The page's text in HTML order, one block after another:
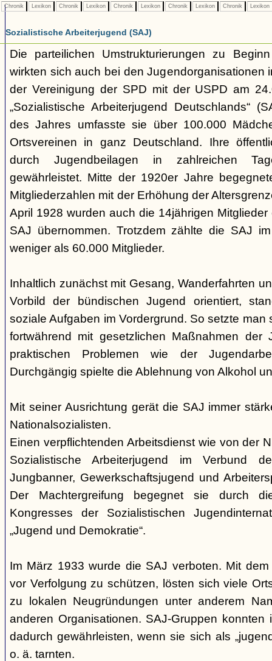
Chronik Lexikon Chronik Lexikon Chronik Lexikon Chronik Lexikon Chronik Lexikon
Sozialistische Arbeiterjugend (SAJ)
Die parteilichen Umstrukturierungen zu
wirkten sich auch bei den Jugendorganisationen
der Vereinigung der SPD mit der USPD am
„Sozialistische Arbeiterjugend Deutschlands“
des Jahres umfasste sie über 100.000
Ortsvereinen in ganz Deutschland. Ihre
durch Jugendbeilagen in zahlreichen
gewährleistet. Mitte der 1920er Jahre
Mitgliederzahlen mit der Erhöhung der
April 1928 wurden auch die 14jährigen Mitglieder
SAJ übernommen. Trotzdem zählte die SAJ
weniger als 60.000 Mitglieder.
Inhaltlich zunächst mit Gesang, Wanderfahrten
Vorbild der bündischen Jugend orientiert,
soziale Aufgaben im Vordergrund. So setzte
fortwährend mit gesetzlichen Maßnahmen der
praktischen Problemen wie der
Durchgängig spielte die Ablehnung von Alkohol
Mit seiner Ausrichtung gerät die SAJ immer
Nationalsozialisten.
Einen verpflichtenden Arbeitsdienst wie von der
Sozialistische Arbeiterjugend im Verbund
Jungbanner, Gewerkschaftsjugend und
Der Machtergreifung begegnet sie durch
Kongresses der Sozialistischen
„Jugend und Demokratie“.
Im März 1933 wurde die SAJ verboten. Mit
vor Verfolgung zu schützen, lösten sich viele
zu lokalen Neugründungen unter anderem
anderen Organisationen. SAJ-Gruppen
dadurch gewährleisten, wenn sie sich als
o. ä. tarnten.